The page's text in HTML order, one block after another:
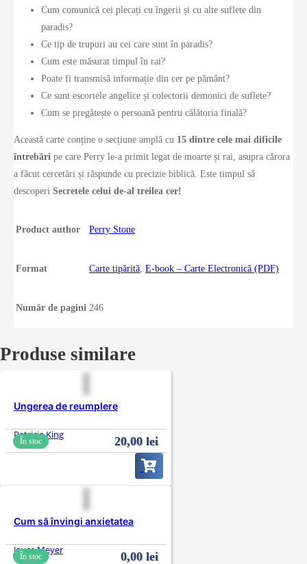
Cum comunică cei plecați cu îngerii și cu alte suflete din
paradis?
Ce tip de trupuri au cei care sunt în paradis?
Cum este măsurat timpul în rai?
Poate fi transmisă informație din cer pe pământ?
Ce sunt escortele angelice și colectorii demonici de suflete?
Cum se pregătește o persoană pentru călătoria finală?
Această carte conține o secțiune amplă cu 15 dintre cele mai dificile
întrebări pe care Perry le-a primit legat de moarte și rai, asupra cărora
a făcut cercetări și răspunde cu precizie biblică. Este timpul să
descoperi Secretele celui de-al treilea cer!
Product author Perry Stone
Format Carte tipărită, E-book – Carte Electronică (PDF)
Număr de pagini 246
Produse similare
Ungerea de reumplere
Patricia King
În stoc 20,00 lei
Cum să învingi anxietatea
Joyce Meyer
În stoc 0,00 lei